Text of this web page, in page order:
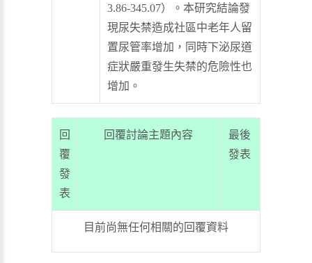
3.86-345.07）。本研究結論發
現尿失禁造成社區中老年人留
置尿管率增加，同時下泌尿道
症狀嚴重發生失禁的危險性也
增加。
回
覆
發
表
回覆討論主題內容
最後
發表
目前尚無任何相關的回覆資料